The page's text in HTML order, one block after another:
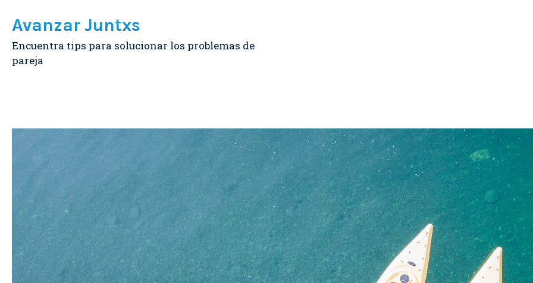
Avanzar Juntxs
Encuentra tips para solucionar los problemas de
pareja